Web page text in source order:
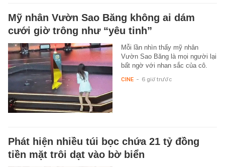
Mỹ nhân Vườn Sao Băng không ai dám
cưới giờ trông như “yêu tinh”
Mỗi lần nhìn thấy mỹ nhân
Vườn Sao Băng là mọi người lại
bất ngờ với nhan sắc của cô.
CINE - 6 giờ trước
Phát hiện nhiều túi bọc chứa 21 tỷ đồng
tiền mặt trôi dạt vào bờ biển